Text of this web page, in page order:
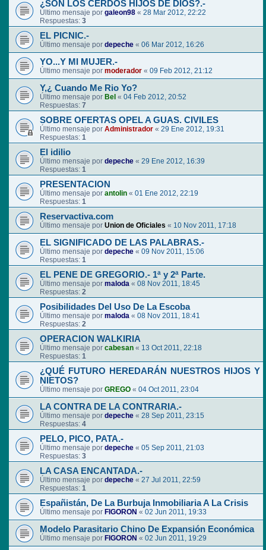
¿SON LOS CERDOS HIJOS DE DIOS?.-
Último mensaje por galeon98 « 28 Mar 2012, 22:22
Respuestas: 3
EL PICNIC.-
Último mensaje por depeche « 06 Mar 2012, 16:26
YO...Y MI MUJER.-
Último mensaje por moderador « 09 Feb 2012, 21:12
Y,¿ Cuando Me Rio Yo?
Último mensaje por Bel « 04 Feb 2012, 20:52
Respuestas: 7
SOBRE OFERTAS OPEL A GUAS. CIVILES
Último mensaje por Administrador « 29 Ene 2012, 19:31
Respuestas: 1
El idilio
Último mensaje por depeche « 29 Ene 2012, 16:39
Respuestas: 1
PRESENTACION
Último mensaje por antolin « 01 Ene 2012, 22:19
Respuestas: 1
Reservactiva.com
Último mensaje por Union de Oficiales « 10 Nov 2011, 17:18
EL SIGNIFICADO DE LAS PALABRAS.-
Último mensaje por depeche « 09 Nov 2011, 15:06
Respuestas: 1
EL PENE DE GREGORIO.- 1ª y 2ª Parte.
Último mensaje por maloda « 08 Nov 2011, 18:45
Respuestas: 2
Posibilidades Del Uso De La Escoba
Último mensaje por maloda « 08 Nov 2011, 18:41
Respuestas: 2
OPERACION WALKIRIA
Último mensaje por cabesan « 13 Oct 2011, 22:18
Respuestas: 1
¿QUÉ FUTURO HEREDARÁN NUESTROS HIJOS Y
NIETOS?
Último mensaje por GREGO « 04 Oct 2011, 23:04
LA CONTRA DE LA CONTRARIA.-
Último mensaje por depeche « 28 Sep 2011, 23:15
Respuestas: 4
PELO, PICO, PATA.-
Último mensaje por depeche « 05 Sep 2011, 21:03
Respuestas: 3
LA CASA ENCANTADA.-
Último mensaje por depeche « 27 Jul 2011, 22:59
Respuestas: 1
Españistán, De La Burbuja Inmobiliaria A La Crisis
Último mensaje por FIGORON « 02 Jun 2011, 19:33
Modelo Parasitario Chino De Expansión Económica
Último mensaje por FIGORON « 02 Jun 2011, 19:29